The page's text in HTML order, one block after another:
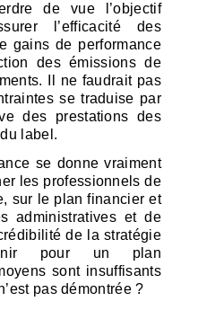
de vue l’objectif
l’efficacité des
gains de performance
des émissions de
Il ne faudrait pas
se traduise par
des prestations des
label.
se donne vraiment
les professionnels de
sur le plan financier et
administratives et de
de la stratégie
pour un plan
sont insuffisants
pas démontrée ?